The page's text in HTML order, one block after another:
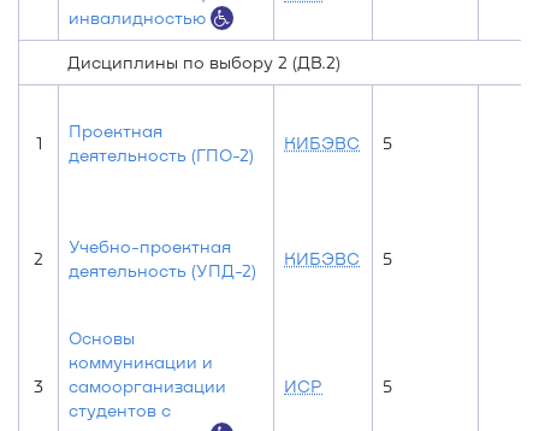
инвалидностью
Дисциплины по выбору 2 (ДВ.2)
1
Проектная
деятельность (ГПО-2)
КИБЭВС 5
2
Учебно-проектная
деятельность (УПД-2)
КИБЭВС 5
3
Основы
коммуникации и
самоорганизации
студентов с
ИСР 5